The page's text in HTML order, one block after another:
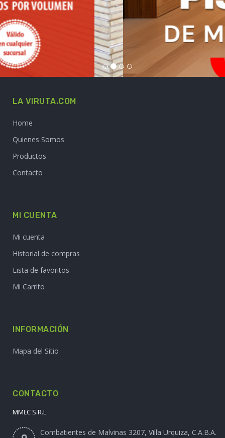
Mi cuenta
Lista de favoritos
Mi Carrito